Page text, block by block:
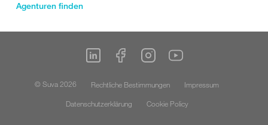
Agenturen finden
© Suva 2026 Rechtliche Bestimmungen
Impressum
Datenschutzerklärung
Cookie Policy